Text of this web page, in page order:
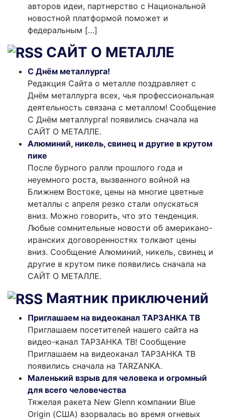
авторов идеи, партнерство с Национальной
новостной платформой поможет и
федеральным […]
САЙТ О МЕТАЛЛЕ
С Днём металлурга!
Редакция Сайта о металле поздравляет с
Днём металлурга всех, чья профессиональная
деятельность связана с металлом! Сообщение
С Днём металлурга! появились сначала на
САЙТ О МЕТАЛЛЕ.
Алюминий, никель, свинец и другие в крутом
пике
После бурного ралли прошлого года и
неуемного роста, вызванного войной на
Ближнем Востоке, цены на многие цветные
металлы с апреля резко стали опускаться
вниз. Можно говорить, что это тенденция.
Любые сомнительные новости об американо-
иранских договоренностях толкают цены
вниз. Сообщение Алюминий, никель, свинец и
другие в крутом пике появились сначала на
САЙТ О МЕТАЛЛЕ.
Маятник приключений
Приглашаем на видеоканал ТАРЗАНКА ТВ
Приглашаем посетителей нашего сайта на
видео-канал ТАРЗАНКА ТВ! Сообщение
Приглашаем на видеоканал ТАРЗАНКА ТВ
появились сначала на TARZANKA.
Маленький взрыв для человека и огромный
для всего человечества
Тяжелая ракета New Glenn компании Blue
Origin (США) взорвалась во время огневых